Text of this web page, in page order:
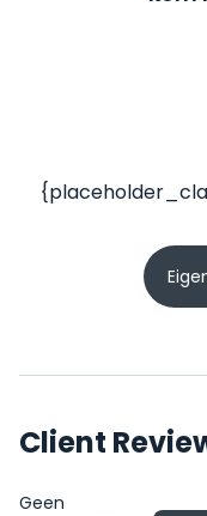
Client
Geen